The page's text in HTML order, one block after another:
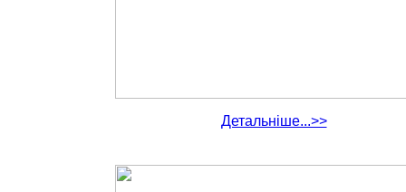
Детальніше...>>